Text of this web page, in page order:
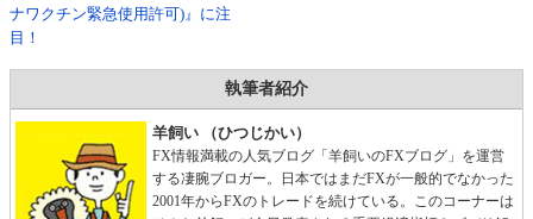
ナワクチン緊急使用許可)』に注
目！
執筆者紹介
羊飼い （ひつじかい）
FX情報満載の人気ブログ「羊飼いのFXブログ」を運営
する凄腕ブロガー。日本ではまだFXが一般的でなかった
2001年からFXのトレードを続けている。このコーナーは